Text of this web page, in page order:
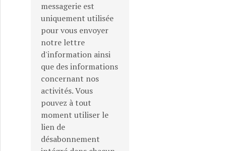
messagerie est
uniquement utilisée
pour vous envoyer
notre lettre
d'information ainsi
que des informations
concernant nos
activités. Vous
pouvez à tout
moment utiliser le
lien de
désabonnement